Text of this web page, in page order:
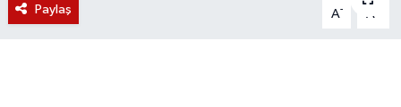
Paylaş A- A